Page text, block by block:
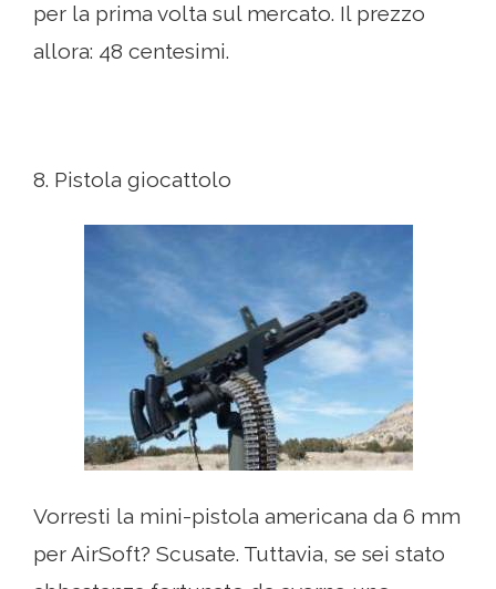
per la prima volta sul mercato. Il prezzo
allora: 48 centesimi.
8. Pistola giocattolo
Vorresti la mini-pistola americana da 6 mm
per AirSoft? Scusate. Tuttavia, se sei stato